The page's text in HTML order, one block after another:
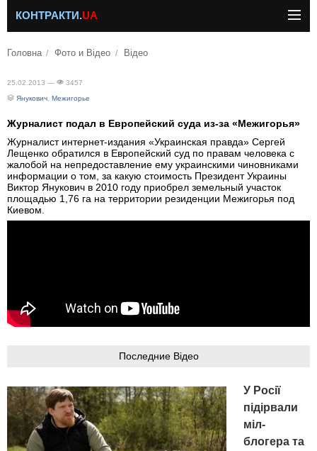
КОНТРАКТИ.UA
Головна Фото и Відео Відео
25.02.2013 —
3457
Янукович Межигорье
Журналист подал в Европейский суда из-за «Межигорья»
Журналист интернет-издания «Украинская правда» Сергей
Лещенко обратился в Европейский суд по правам человека с
жалобой на непредоставление ему украинскими чиновниками
информации о том, за какую стоимость Президент Украины
Виктор Янукович в 2010 году приобрел земельный участок
площадью 1,76 га на территории резиденции Межигорья под
Киевом.
Последние Відео
У Росії
підірвали
міл-
блогера та